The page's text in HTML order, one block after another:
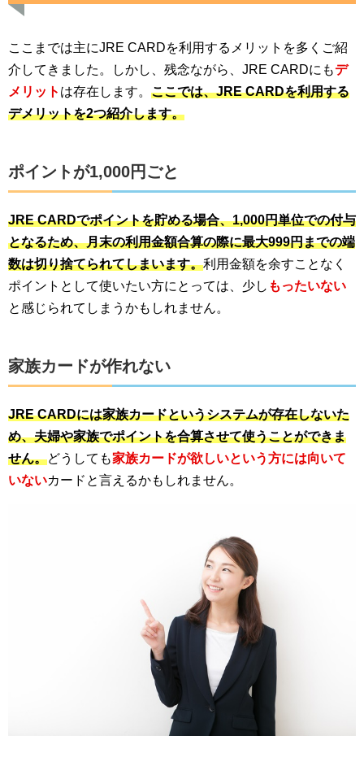
ここまでは主にJRE CARDを利用するメリットを多くご紹
介してきました。しかし、残念ながら、JRE CARDにもデ
メリット は存在します。 ここでは、JRE CARDを利用する
デメリットを2つ紹介します。
ポイントが1,000円ごと
JRE CARDでポイントを貯める場合、1,000円単位での付与
となるため、月末の利用金額合算の際に最大999円までの端
数は切り捨てられてしまいます。利用金額を余すことなく
ポイントとして使いたい方にとっては、少し もったいない
と感じられてしまうかもしれません。
家族カードが作れない
JRE CARDには家族カードというシステムが存在しないた
め、夫婦や家族でポイントを合算させて使うことができま
せん。どうしても家族カードが欲しいという方には向いて
いないカードと言えるかもしれません。